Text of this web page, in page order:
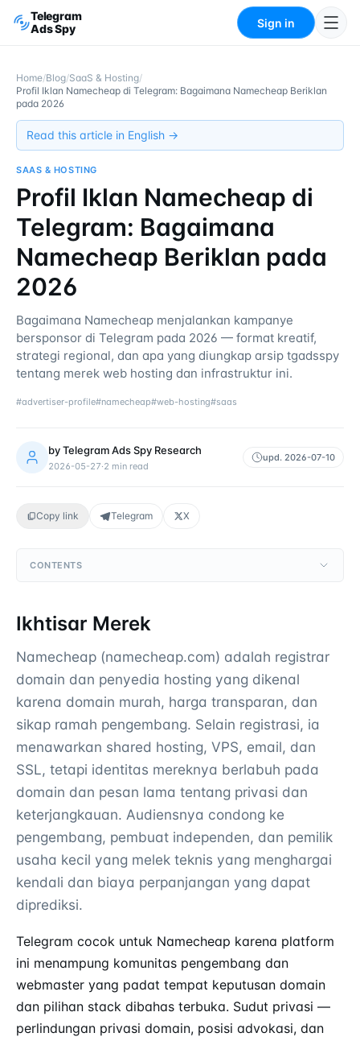
Telegram
Ads Spy
Sign in
Home/Blog/SaaS & Hosting/
Profil Iklan Namecheap di Telegram: Bagaimana Namecheap Beriklan
pada 2026
Read this article in English →
SAAS & HOSTING
Profil Iklan Namecheap di
Telegram: Bagaimana
Namecheap Beriklan pada
2026
Bagaimana Namecheap menjalankan kampanye
bersponsor di Telegram pada 2026 — format kreatif,
strategi regional, dan apa yang diungkap arsip tgadsspy
tentang merek web hosting dan infrastruktur ini.
#advertiser-profile#namecheap#web-hosting#saas
byTelegram Ads Spy Research
2026-05-27·2 min read
upd. 2026-07-10
Copy link Telegram X
CONTENTS
Ikhtisar Merek
Namecheap (namecheap.com) adalah registrar
domain dan penyedia hosting yang dikenal
karena domain murah, harga transparan, dan
sikap ramah pengembang. Selain registrasi, ia
menawarkan shared hosting, VPS, email, dan
SSL, tetapi identitas mereknya berlabuh pada
domain dan pesan lama tentang privasi dan
keterjangkauan. Audiensnya condong ke
pengembang, pembuat independen, dan pemilik
usaha kecil yang melek teknis yang menghargai
kendali dan biaya perpanjangan yang dapat
diprediksi.
Telegram cocok untuk Namecheap karena platform
ini menampung komunitas pengembang dan
webmaster yang padat tempat keputusan domain
dan pilihan stack dibahas terbuka. Sudut privasi —
perlindungan privasi domain, posisi advokasi, dan